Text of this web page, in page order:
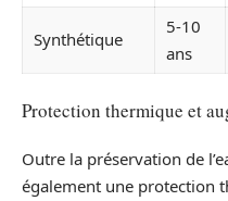
Synthétique
5-10
ans
Protection thermique et
Outre la préservation de
également une protection